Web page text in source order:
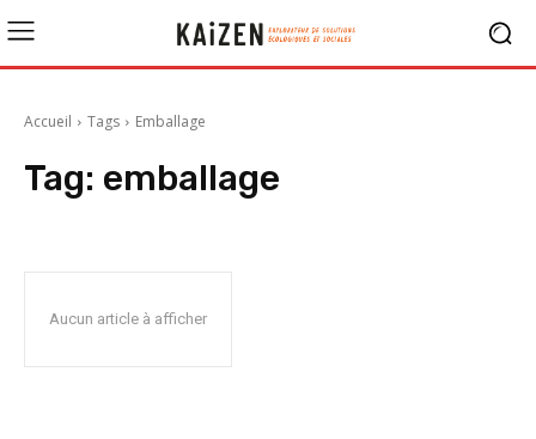
Accueil Tags Emballage
Tag: emballage
Aucun article à afficher